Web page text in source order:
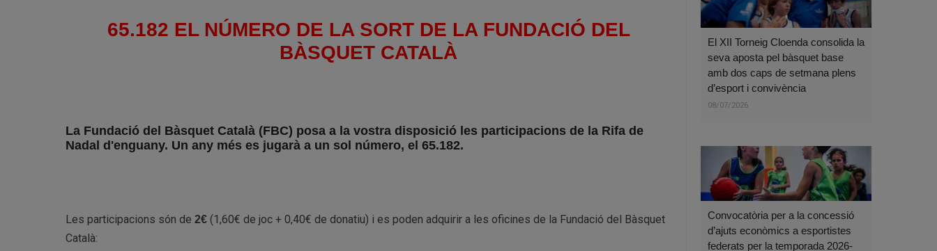
65.182 EL NÚMERO DE LA SORT DE LA FUNDACIÓ DEL
BÀSQUET CATALÀ
La Fundació del Bàsquet Català (FBC) posa a la vostra disposició les participacions de la Rifa de
Nadal d'enguany. Un any més es jugarà a un sol número, el 65.182.
Les participacions són de2€ (1,60€ de joc + 0,40€ de donatiu) i es poden adquirir a les oficines de la Fundació del Bàsquet
Català:
El XII Torneig Cloenda consolida la
seva aposta pel bàsquet base
amb dos caps de setmana plens
d’esport i convivència
08/07/2026
Convocatòria per a la concessió
d’ajuts econòmics a esportistes
federats per la temporada 2026-